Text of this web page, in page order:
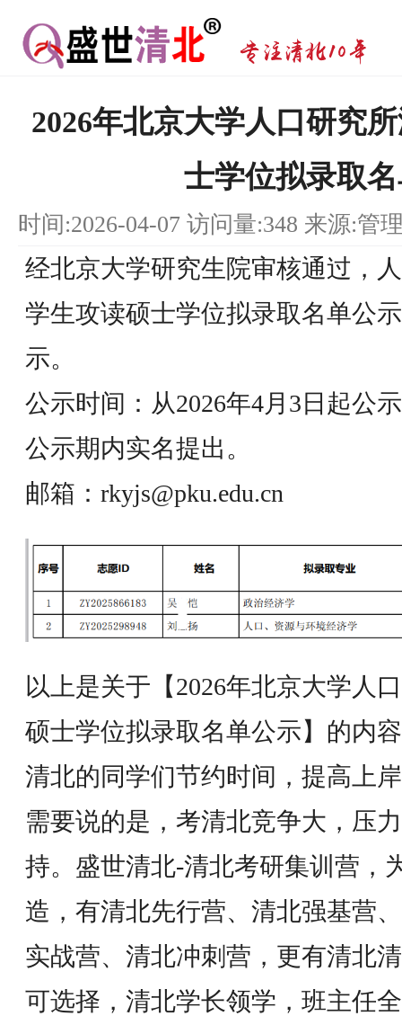
2026年北京大学人口研究
士学位拟录取
时间:2026-04-07 访问量:348 来源:管
经北京大学研究生院审核通过，
学生攻读硕士学位拟录取名单公
示。
公示时间：从2026年4月3日起公
公示期内实名提出。
邮箱：rkyjs@pku.edu.cn
以上是关于【2026年北京大学人
硕士学位拟录取名单公示】的内
清北的同学们节约时间，提高上
需要说的是，考清北竞争大，压
持。盛世清北-清北考研集训营，
造，有清北先行营、清北强基营
实战营、清北冲刺营，更有清北
可选择，清北学长领学，班主任